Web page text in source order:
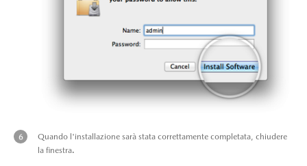
Quando l'installazione sarà stata correttamente completata, chiudere
la finestra.